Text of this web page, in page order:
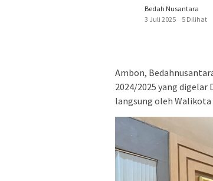
Bedah Nusantara
3 Juli 2025
5 Dilihat
Ambon,
2024/2025 yang digelar
langsung oleh Walikota